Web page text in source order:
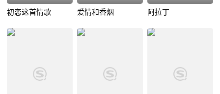
初恋这首情歌 爱情和香烟 阿拉丁